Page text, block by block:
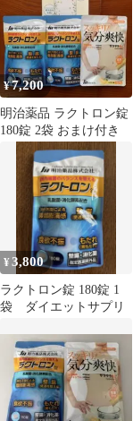
¥7,200
明治薬品 ラクトロン錠
180錠 2袋 おまけ付き
¥3,800
ラクトロン錠 180錠 1
袋 ダイエットサプリ